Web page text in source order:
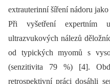
extrauterinní šíření nádoru
Při vyšetření expertním
ultrazvukových nálezů
od typických myomů s
(senzitivita 79 %) [4].
retrospektivní práci dosáhli